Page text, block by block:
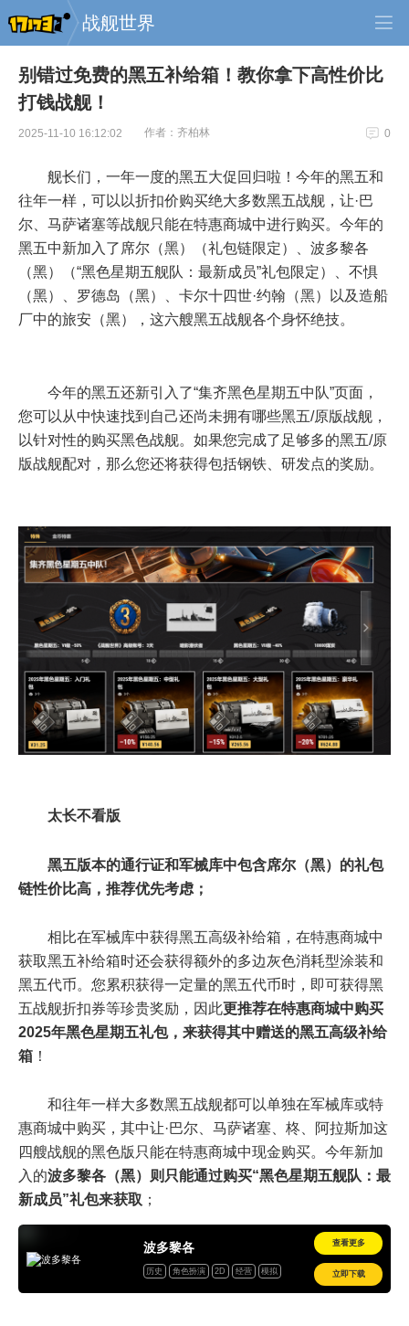
战舰世界
别错过免费的黑五补给箱！教你拿下高性价比
打钱战舰！
2025-11-10 16:12:02 作者：齐柏林 0
舰长们，一年一度的黑五大促回归啦！今年的黑五和
往年一样，可以以折扣价购买绝大多数黑五战舰，让·巴
尔、马萨诸塞等战舰只能在特惠商城中进行购买。今年的
黑五中新加入了席尔（黑）（礼包链限定）、波多黎各
（黑）（“黑色星期五舰队：最新成员”礼包限定）、不惧
（黑）、罗德岛（黑）、卡尔十四世·约翰（黑）以及造船
厂中的旅安（黑），这六艘黑五战舰各个身怀绝技。
今年的黑五还新引入了“集齐黑色星期五中队”页面，
您可以从中快速找到自己还尚未拥有哪些黑五/原版战舰，
以针对性的购买黑色战舰。如果您完成了足够多的黑五/原
版战舰配对，那么您还将获得包括钢铁、研发点的奖励。
太长不看版
黑五版本的通行证和军械库中包含席尔（黑）的礼包
链性价比高，推荐优先考虑；
相比在军械库中获得黑五高级补给箱，在特惠商城中
获取黑五补给箱时还会获得额外的多边灰色消耗型涂装和
黑五代币。您累积获得一定量的黑五代币时，即可获得黑
五战舰折扣券等珍贵奖励，因此更推荐在特惠商城中购买
2025年黑色星期五礼包，来获得其中赠送的黑五高级补给
箱 ！
和往年一样大多数黑五战舰都可以单独在军械库或特
惠商城中购买，其中让·巴尔、马萨诸塞、柊、阿拉斯加这
四艘战舰的黑色版只能在特惠商城中现金购买。今年新加
入的波多黎各（黑）则只能通过购买“黑色星期五舰队：最
新成员”礼包来获取 ；
波多黎各
历史 角色扮演 2D 经营
模拟
查看更多
立即下载